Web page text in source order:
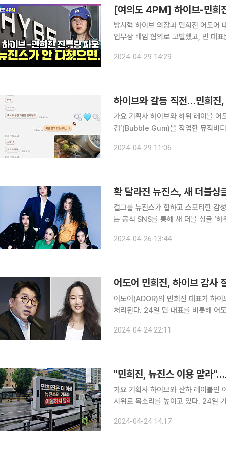
[여의도 4PM] 하이브-민희
방시혁 하이브 의장과 민희진 어도어
업무상 배임 혐의로 고발했고, 민 대표
2024-04-29 14:29
하이브와 갈등 직전…민희진
가요 기획사 하이브와 하위 레이블 어
검’(Bubble Gum)을 작업한 뮤직비디
대화 내용에 따르면 민 대표는 21일
2024-04-29 11:06
확 달라진 뉴진스, 새 더블싱
걸그룹 뉴진스가 힙하고 스포티한 감성으로 돌아온다. 26일 뉴진스(
는 공식 SNS를 통해 새 더블 싱글 ‘하우
특히 멤버별 변신이 다채롭다. 다섯 멤
2024-04-26 13:44
어도어 민희진, 하이브 감사
어도어(ADOR)의 민희진 대표가 하
처리된다. 24일 민 대표를 비롯해 어도어 경영진은 하이브가 요구한 질의서 답변을 기한인 이날 오
를 발송, ▲경영권 탈취 목적으로 취
2024-04-24 22:11
"민희진, 뉴진스 이용 말라
가요 기획사 하이브와 산하 레이블인
시위로 목소리를 높이고 있다. 24일 가요계에 따르면 일부 버니즈(뉴진스 팬덤명)는 이날 오전 서울
지한다', '민희진은 더 이상 뉴진스와
2024-04-24 14:17